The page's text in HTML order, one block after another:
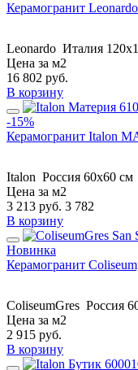
Керамогранит
Leonardo Италия
Цена за м2
16 802 руб.
В корзину
-15%
Керамогранит
Italon Россия 60x60 см
Цена за м2
3 213 руб. 3 782
В корзину
Новинка
Керамогранит
ColiseumGres Россия
Цена за м2
2 915 руб.
В корзину